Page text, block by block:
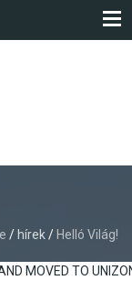
/ hírek/ Helló Világ!
MOVED TO